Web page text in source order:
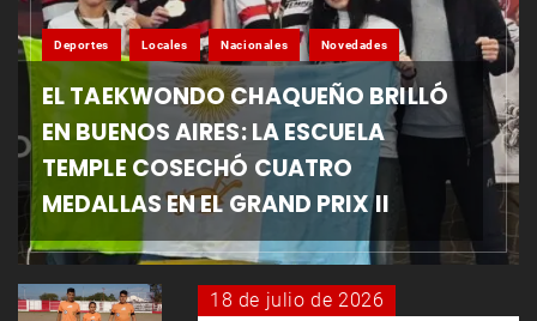
Deportes Locales Nacionales Novedades
EL TAEKWONDO CHAQUEÑO BRILLÓ
EN BUENOS AIRES: LA ESCUELA
TEMPLE COSECHÓ CUATRO
MEDALLAS EN EL GRAND PRIX II
18 de julio de 2026